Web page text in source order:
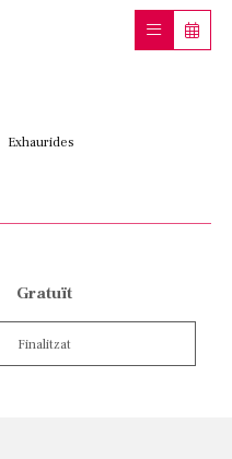
Exhaurides
Gratuït
Finalitzat